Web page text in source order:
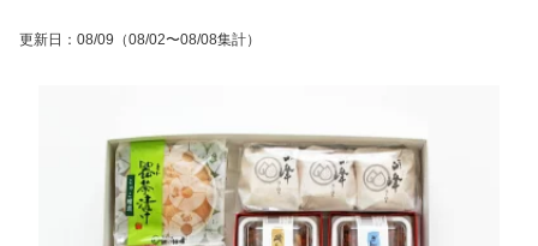
更新日 ： 08/09 （08/02〜08/08集計）